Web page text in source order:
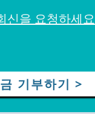
신을 요청하세요
기부하기 >